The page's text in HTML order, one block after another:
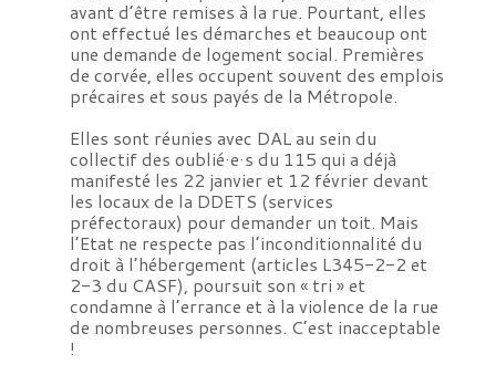
avant d’être remises à la rue. Pourtant, elles
ont effectué les démarches et beaucoup ont
une demande de logement social. Premières
de corvée, elles occupent souvent des emplois
précaires et sous payés de la Métropole.
Elles sont réunies avec DAL au sein du
collectif des oublié·e·s du 115 qui a déjà
manifesté les 22 janvier et 12 février devant
les locaux de la DDETS (services
préfectoraux) pour demander un toit. Mais
l’Etat ne respecte pas l’inconditionnalité du
droit à l’hébergement (articles L345-2-2 et
2-3 du CASF), poursuit son « tri » et
condamne à l’errance et à la violence de la rue
de nombreuses personnes. C’est inacceptable
!